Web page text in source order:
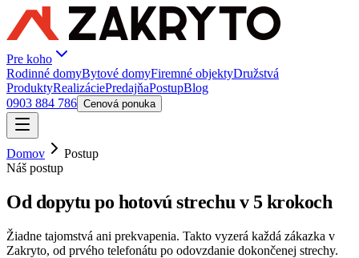
Pre koho
Rodinné domyBytové domyFiremné objektyDružstvá
ProduktyRealizáciePredajňaPostupBlog
0903 884 786 Cenová ponuka
Domov
Postup
Náš postup
Od dopytu po hotovú strechu v 5 krokoch
Žiadne tajomstvá ani prekvapenia. Takto vyzerá každá zákazka v
Zakryto, od prvého telefonátu po odovzdanie dokončenej strechy.